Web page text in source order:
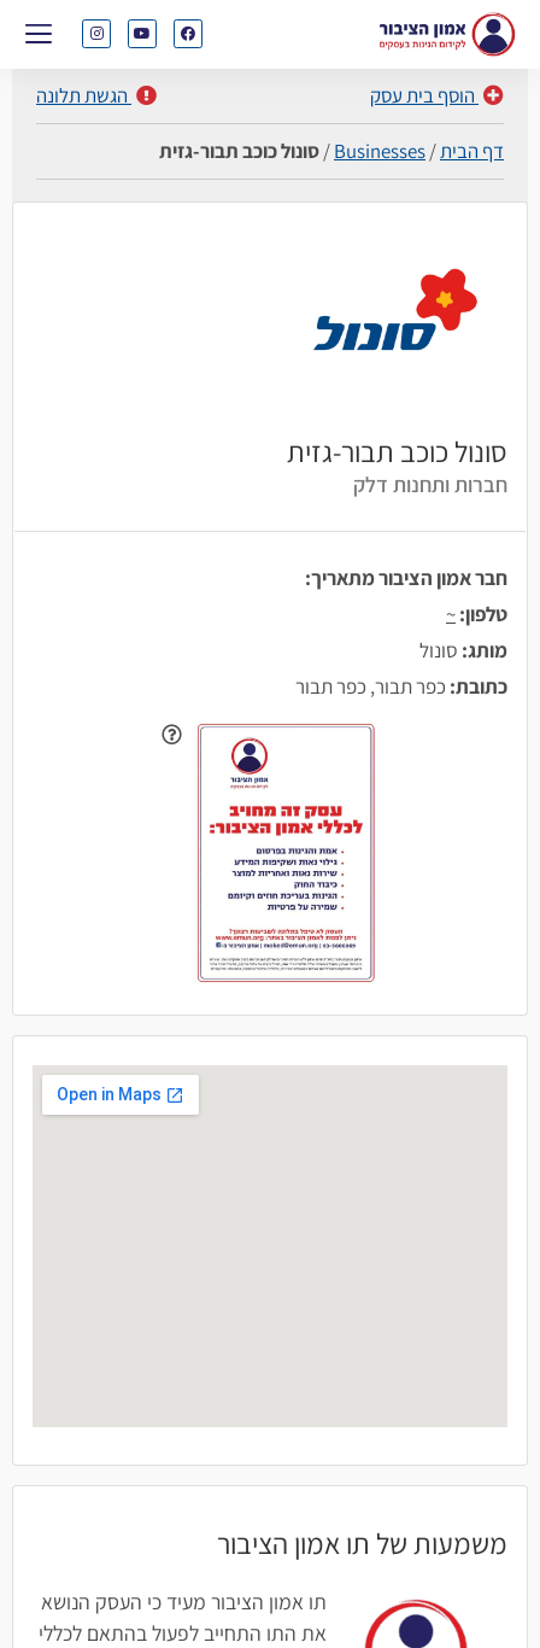
הוסף בית עסק הגשת תלונה
דף הבית/
Businesses
/סונול כוכב תבור-גזית
סונול כוכב תבור-גזית
חברות ותחנות דלק
חבר אמון הציבור מתאריך:
טלפון:~
מותג: סונול
כתובת: כפר תבור, כפר תבור
משמעות של תו אמון הציבור
תו אמון הציבור מעיד כי העסק הנושא
את התו התחייב לפעול בהתאם לכללי